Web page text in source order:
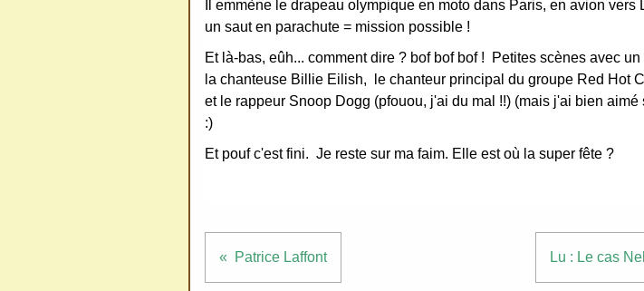
Il emmène le drapeau olympique en moto dans Paris, en avion vers
un saut en parachute = mission possible !
Et là-bas, eûh... comment dire ? bof bof bof ! Petites scènes avec
la chanteuse Billie Eilish, le chanteur principal du groupe Red Hot
et le rappeur Snoop Dogg (pfouou, j'ai du mal !!) (mais j'ai bien aimé
:)
Et pouf c'est fini. Je reste sur ma faim. Elle est où la super fête ?
Patrice Laffont Lu : Le cas